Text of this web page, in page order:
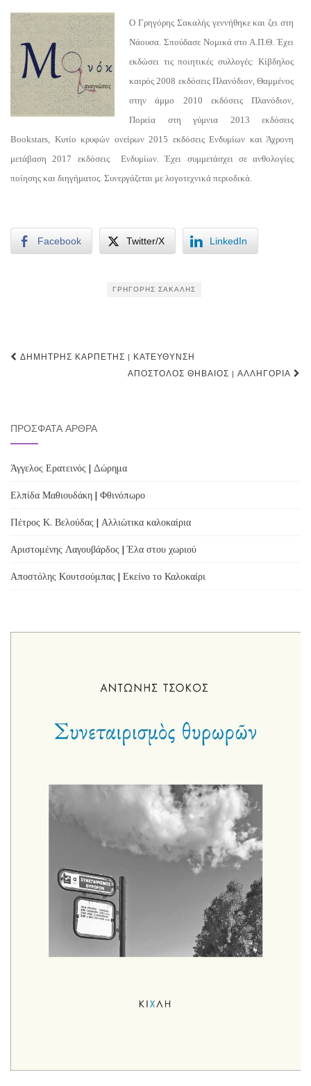
Ο Γρηγόρης Σακαλής γεννήθηκε και ζει στη
Νάουσα. Σπούδασε Νομικά στο Α.Π.Θ. Έχει
εκδώσει τις ποιητικές συλλογές: Κίβδηλος
καιρός 2008 εκδόσεις Πλανόδιον, Θαμμένος
στην άμμο 2010 εκδόσεις Πλανόδιον,
Πορεία στη γύμνια 2013 εκδόσεις
Bookstars, Κυτίο κρυφών ονείρων 2015 εκδόσεις Ενδυμίων και Άχρονη
μετάβαση 2017 εκδόσεις Ενδυμίων. Έχει συμμετάσχει σε ανθολογίες
ποίησης και διηγήματος. Συνεργάζεται με λογοτεχνικά περιοδικά.
Facebook Twitter/X LinkedIn
ΓΡΗΓΌΡΗΣ ΣΑΚΑΛΉΣ
Post
ΔΗΜΉΤΡΗΣ ΚΑΡΠΈΤΗΣ | ΚΑΤΕΎΘΥΝΣΗ
ΑΠΌΣΤΟΛΟΣ ΘΗΒΑΊΟΣ | ΑΛΛΗΓΟΡΊΑ
ΠΡΌΣΦΑΤΑ ΆΡΘΡΑ
Άγγελος Ερατεινός | Δώρημα
Ελπίδα Μαθιουδάκη | Φθινόπωρο
Πέτρος Κ. Βελούδας | Αλλιώτικα καλοκαίρια
Αριστομένης Λαγουβάρδος | Έλα στου χωριού
Αποστόλης Κουτσούμπας | Εκείνο το Καλοκαίρι